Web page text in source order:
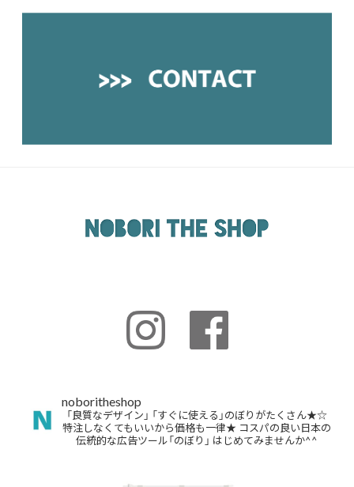
noboritheshop
「良質なデザイン」 「すぐに使える」のぼりがたくさん★☆
特注しなくてもいいから価格も一律★ コスパの良い日本の
伝統的な広告ツール「のぼり」 はじめてみませんか^^